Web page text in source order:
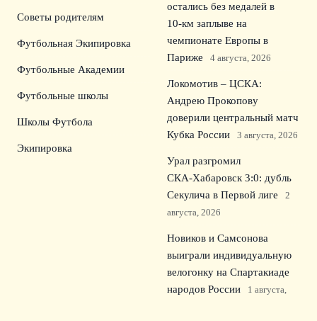
Советы родителям
Футбольная Экипировка
Футбольные Академии
Футбольные школы
Школы Футбола
Экипировка
остались без медалей в
10‑км заплыве на
чемпионате Европы в
Париже
4 августа, 2026
Локомотив – ЦСКА:
Андрею Прокопову
доверили центральный матч
Кубка России
3 августа, 2026
Урал разгромил
СКА‑Хабаровск 3:0: дубль
Секулича в Первой лиге
2
августа, 2026
Новиков и Самсонова
выиграли индивидуальную
велогонку на Спартакиаде
народов России
1 августа,